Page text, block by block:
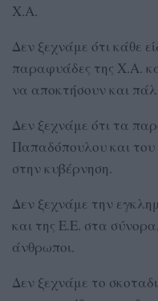
Χ.Α.
Δεν ξεχνάμε ότι κάθε
παραφυάδες της Χ.Α.
να αποκτήσουν και
Δεν ξεχνάμε ότι τα
Παπαδόπουλου και
στην κυβέρνηση.
Δεν ξεχνάμε την
και της Ε.Ε. στα
άνθρωποι.
Δεν ξεχνάμε το